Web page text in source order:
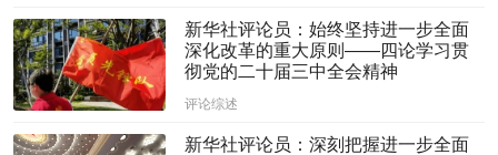
新华社评论员：始终坚持进一步全面
深化改革的重大原则——四论学习贯
彻党的二十届三中全会精神
评论综述
新华社评论员：深刻把握进一步全面